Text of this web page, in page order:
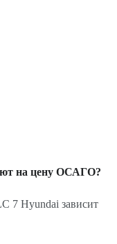
на цену ОСАГО?
7 Hyundai зависит